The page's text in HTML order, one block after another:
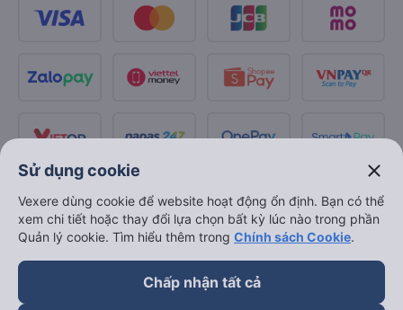
Sử dụng cookie close
Vexere dùng cookie để website hoạt động ổn định. Bạn có thể
xem chi tiết hoặc thay đổi lựa chọn bất kỳ lúc nào trong phần
Quản lý cookie. Tìm hiểu thêm trong Chính sách Cookie.
Chấp nhận tất cả